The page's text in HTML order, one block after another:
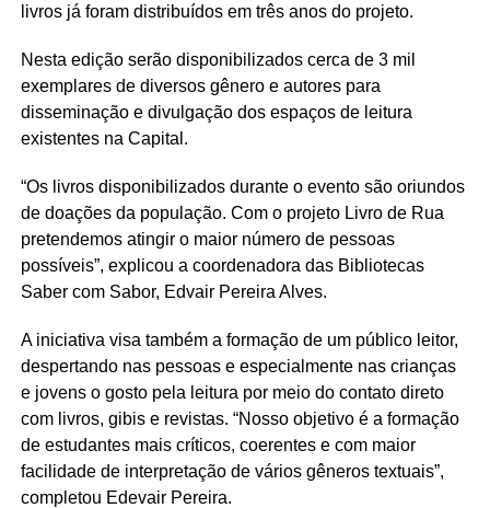
livros já foram distribuídos em três anos do projeto.
Nesta edição serão disponibilizados cerca de 3 mil
exemplares de diversos gênero e autores para
disseminação e divulgação dos espaços de leitura
existentes na Capital.
“Os livros disponibilizados durante o evento são oriundos
de doações da população. Com o projeto Livro de Rua
pretendemos atingir o maior número de pessoas
possíveis”, explicou a coordenadora das Bibliotecas
Saber com Sabor, Edvair Pereira Alves.
A iniciativa visa também a formação de um público leitor,
despertando nas pessoas e especialmente nas crianças
e jovens o gosto pela leitura por meio do contato direto
com livros, gibis e revistas. “Nosso objetivo é a formação
de estudantes mais críticos, coerentes e com maior
facilidade de interpretação de vários gêneros textuais”,
completou Edevair Pereira.